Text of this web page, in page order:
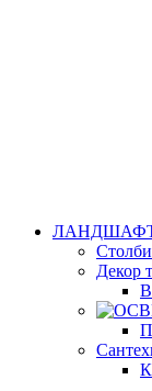
Декор